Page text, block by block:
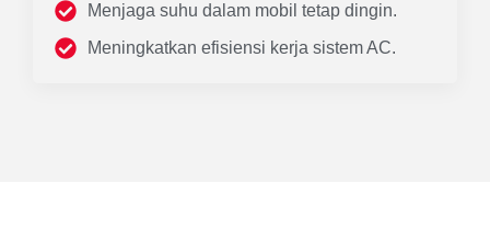
Menjaga suhu dalam mobil tetap dingin.
Meningkatkan efisiensi kerja sistem AC.